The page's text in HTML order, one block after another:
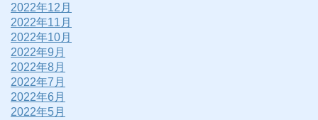
2022年12月
2022年11月
2022年10月
2022年9月
2022年8月
2022年7月
2022年6月
2022年5月